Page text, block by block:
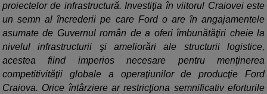
proiectelor de infrastructură. Investiţia în viitorul Craiovei este
un semn al încrederii pe care Ford o are în angajamentele
asumate de Guvernul român de a oferi îmbunătăţiri cheie la
nivelul infrastructurii şi ameliorări ale structurii logistice,
acestea fiind imperios necesare pentru menţinerea
competitivităţii globale a operaţiunilor de producţie Ford
Craiova. Orice întârziere ar restricţiona semnificativ eforturile